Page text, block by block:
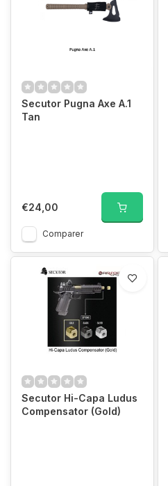
Secutor Pugna Axe A.1
Tan
€24,00
Comparer
Secutor Hi-Capa Ludus
Compensator (Gold)